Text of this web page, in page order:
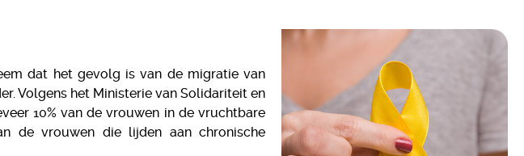
dat het gevolg is van de migratie van
Volgens het Ministerie van Solidariteit en
10% van de vrouwen in de vruchtbare
de vrouwen die lijden aan chronische